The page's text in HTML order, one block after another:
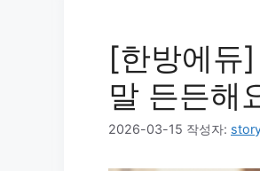
[한방에듀
말 든든해
2026-03-15 작성자: